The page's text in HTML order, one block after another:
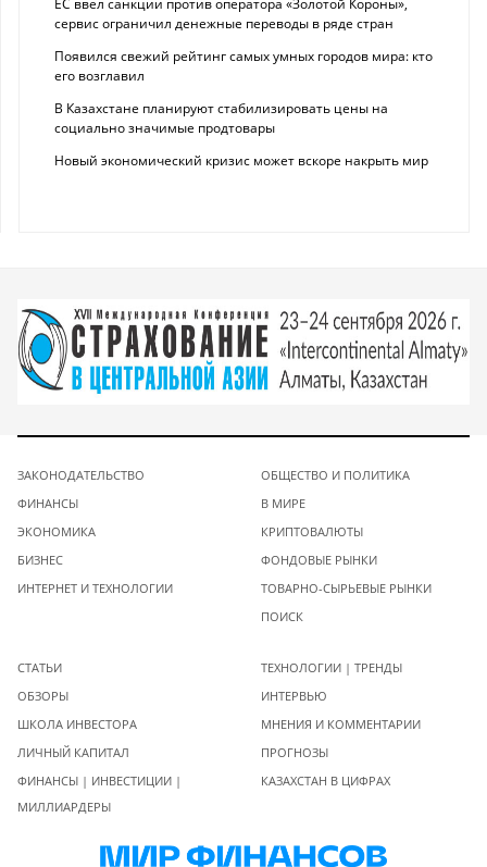
ЕС ввел санкции против оператора «Золотой Короны»,
сервис ограничил денежные переводы в ряде стран
Появился свежий рейтинг самых умных городов мира: кто
его возглавил
В Казахстане планируют стабилизировать цены на
социально значимые продтовары
Новый экономический кризис может вскоре накрыть мир
ЗАКОНОДАТЕЛЬСТВО
ФИНАНСЫ
ЭКОНОМИКА
БИЗНЕС
ИНТЕРНЕТ И ТЕХНОЛОГИИ
ОБЩЕСТВО И ПОЛИТИКА
В МИРЕ
КРИПТОВАЛЮТЫ
ФОНДОВЫЕ РЫНКИ
ТОВАРНО-СЫРЬЕВЫЕ РЫНКИ
ПОИСК
СТАТЬИ
ОБЗОРЫ
ШКОЛА ИНВЕСТОРА
ЛИЧНЫЙ КАПИТАЛ
ФИНАНСЫ | ИНВЕСТИЦИИ |
МИЛЛИАРДЕРЫ
ТЕХНОЛОГИИ | ТРЕНДЫ
ИНТЕРВЬЮ
МНЕНИЯ И КОММЕНТАРИИ
ПРОГНОЗЫ
КАЗАХСТАН В ЦИФРАХ